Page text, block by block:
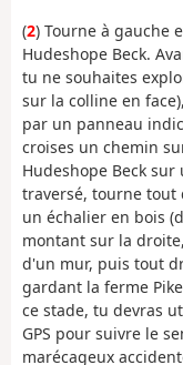
(2) Tourne à gauche
Hudeshope Beck.
tu ne souhaites
sur la colline en
par un panneau
croises un chemin
Hudeshope Beck
traversé, tourne tout
un échalier en bois
montant sur la
d'un mur, puis tout
gardant la ferme
ce stade, tu devras
GPS pour suivre le
marécageux